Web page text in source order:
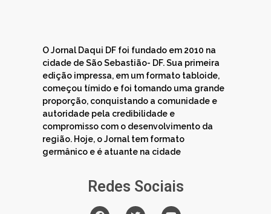
O Jornal Daqui DF foi fundado em 2010 na
cidade de São Sebastião- DF. Sua primeira
edição impressa, em um formato tabloide,
começou tímido e foi tomando uma grande
proporção, conquistando a comunidade e
autoridade pela credibilidade e
compromisso com o desenvolvimento da
região. Hoje, o Jornal tem formato
germânico e é atuante na cidade
Redes Sociais